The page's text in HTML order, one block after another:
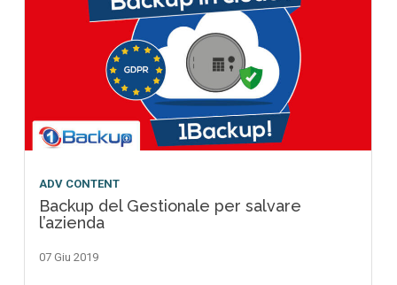
ADV CONTENT
Backup del Gestionale per salvare
l’azienda
07 Giu 2019